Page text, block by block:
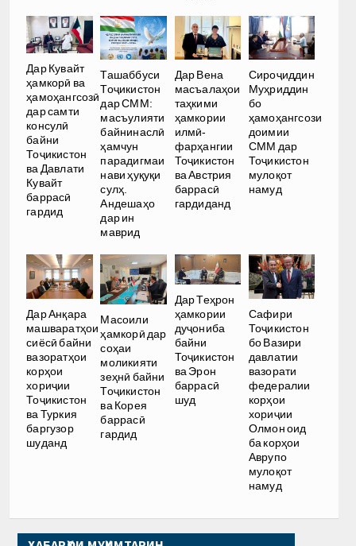
Дар Кувайт
ҳамкорӣ ва
ҳамоҳангсозӣ
дар самти
консулӣ
байни
Тоҷикистон
ва Давлати
Кувайт
баррасӣ
гардид
Ташаббуси
Тоҷикистон
дар СММ:
масъулияти
байнинаслӣ
ҳамчун
парадигмаи
нави ҳуқуқи
сулҳ.
Андешаҳо
дар ин
маврид
Дар Вена
масъалаҳои
таҳкими
ҳамкории
илмӣ-
фарҳангии
Тоҷикистон
ва Австрия
баррасӣ
гардиданд
Сироҷиддин
Муҳриддин
бо
ҳамоҳангсози
доимии
СММ дар
Тоҷикистон
мулоқот
намуд
Дар Анқара
машваратҳои
сиёсӣ байни
вазоратҳои
корҳои
хориҷии
Тоҷикистон
ва Туркия
баргузор
шуданд
Масоили
ҳамкорӣ дар
соҳаи
моликияти
зеҳнӣ байни
Тоҷикистон
ва Корея
баррасӣ
гардид
Дар Теҳрон
ҳамкории
дуҷониба
байни
Тоҷикистон
ва Эрон
баррасӣ
шуд
Сафири
Тоҷикистон
бо Вазири
давлатии
вазорати
федералии
корҳои
хориҷии
Олмон оид
ба корҳои
Аврупо
мулоқот
намуд